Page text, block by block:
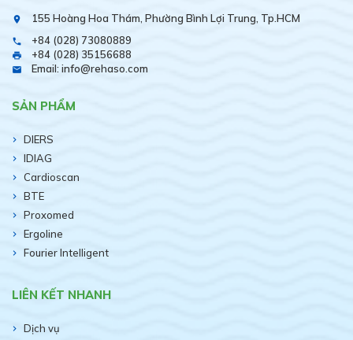
place 155 Hoàng Hoa Thám, Phường Bình Lợi Trung, Tp.HCM
phone +84 (028) 73080889
print +84 (028) 35156688
email Email: info@rehaso.com
SẢN PHẨM
DIERS
IDIAG
Cardioscan
BTE
Proxomed
Ergoline
Fourier Intelligent
LIÊN KẾT NHANH
Dịch vụ